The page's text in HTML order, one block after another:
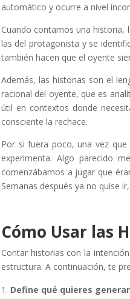
automático y ocurre a nivel
Cuando contamos una historia,
las del protagonista y se
también hacen que el oyente
Además, las historias son el
racional del oyente, que es
útil en contextos donde
consciente la rechace.
Por si fuera poco, una vez
experimenta. Algo parecido
comenzábamos a jugar que
Semanas después ya no quise
Cómo Usar las
Contar historias con la
estructura. A continuación, te
Define qué quieres generar